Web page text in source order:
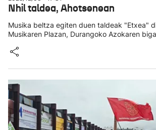
Nhil taldea, Ahotsenean
Musika beltza egiten duen taldeak "Etxea"
Musikaren Plazan, Durangoko Azokaren